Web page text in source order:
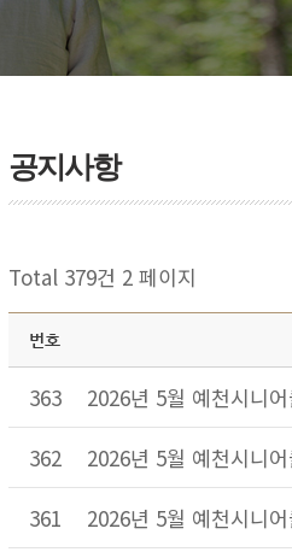
공지사항
Total 379건 2 페이지
번호
363 2026년 5월 예천시니
362
2026년 5월 예천시니
361
2026년 5월 예천시니